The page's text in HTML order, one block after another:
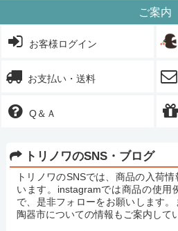
ご案内
お客様ログイン
お支払い・送料
Q＆Ａ
トリノワのSNS・ブログ
トリノワのSNSでは、商品の入荷
います。instagramでは商品の使用
で、是非フォローをお願いします
陶器市についての情報もご案内して